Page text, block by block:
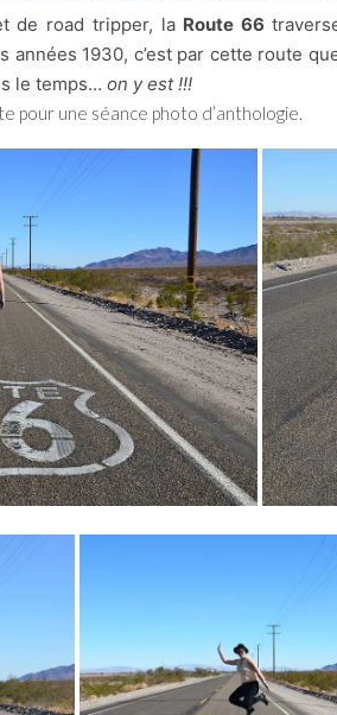
de road tripper, la Route 66
années 1930, c’est par cette route
le temps… on y est !!!
pour une séance photo d’anthologie.